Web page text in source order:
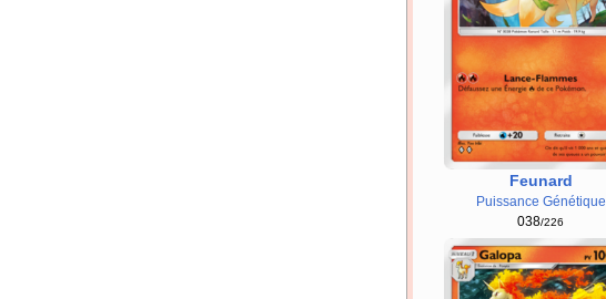
Feunard
Puissance Génétique
038/226